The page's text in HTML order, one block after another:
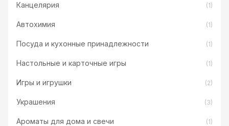
Канцелярия (1)
Автохимия (1)
Посуда и кухонные принадлежности (1)
Настольные и карточные игры (1)
Игры и игрушки (2)
Украшения (3)
Ароматы для дома и свечи (1)